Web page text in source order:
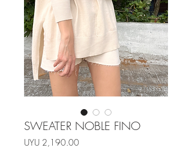
SWEATER NOBLE FINO
UYU 2,190.00Price